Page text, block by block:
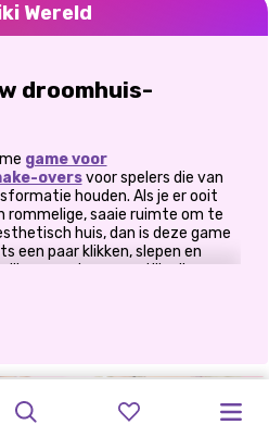
Wereld
droomhuis-
game voor
oversvoor spelers die van
houden. Als je er ooit
rommelige, saaie ruimte om te
huis, dan is deze game
een paar klikken, slepen en
woonkamers, stijlvolle
tot gewone decoratiegames
spannende wereld van
chique nieuwe items en het
elke keuze is aan jou.
HOME: